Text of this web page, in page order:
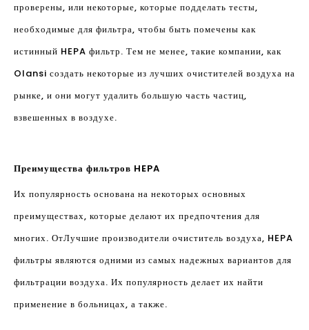
проверены, или некоторые, которые подделать тесты,
необходимые для фильтра, чтобы быть помечены как
истинный HEPA фильтр. Тем не менее, такие компании, как
Olansi создать некоторые из лучших очистителей воздуха на
рынке, и они могут удалить большую часть частиц,
взвешенных в воздухе.
Преимущества фильтров HEPA
Их популярность основана на некоторых основных
преимуществах, которые делают их предпочтения для
многих. ОтЛучшие производители очиститель воздуха, HEPA
фильтры являются одними из самых надежных вариантов для
фильтрации воздуха. Их популярность делает их найти
применение в больницах, а также.